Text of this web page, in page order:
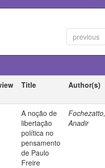
previous
Title Author(s)
A noção de
libertação
política no
pensamento
de Paulo
Freire
Fochezatto,
Anadir